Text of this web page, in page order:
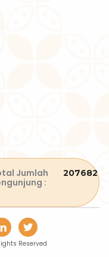
Jumlah
:
207682
Reserved
T
w
i
t